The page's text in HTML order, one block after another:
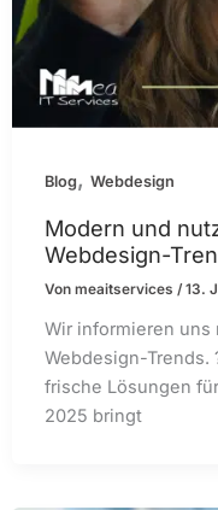
Blog,Webdesign
Modern und
Webdesign-
Vonmeaitservices/13.
Wir informieren uns
Webdesign-Trends.
frische Lösungen
2025 bringt